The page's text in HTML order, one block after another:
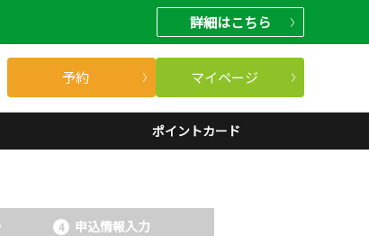
詳細はこちら
予約 マイページ
ポイントカード
申込情報入力